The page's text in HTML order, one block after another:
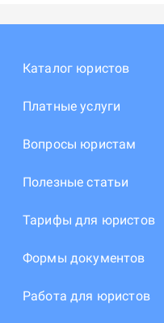
Каталог юристов
Платные услуги
Вопросы юристам
Полезные статьи
Тарифы для юристов
Формы документов
Работа для юристов